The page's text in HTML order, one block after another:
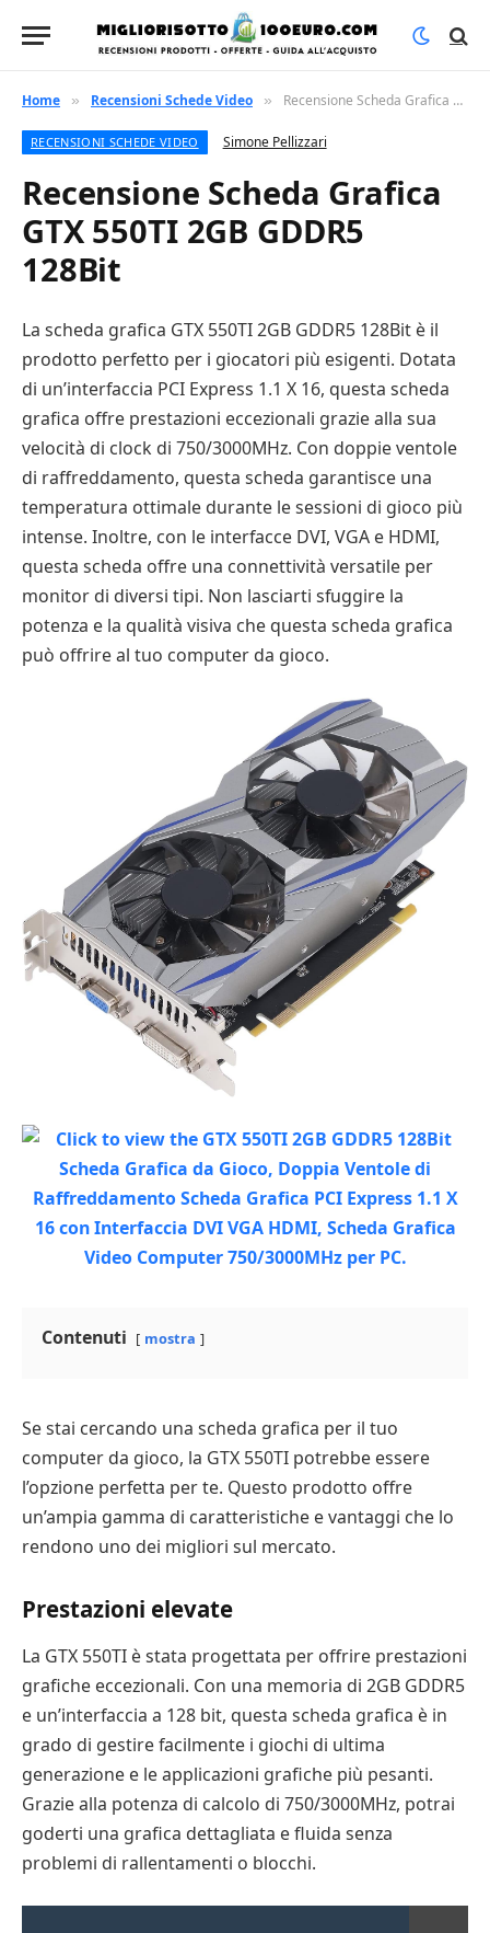
Home » Recensioni Schede Video » Recensione Scheda Grafica GTX 550TI 2GB GDDR5 128Bit
RECENSIONI SCHEDE VIDEO Simone Pellizzari
Recensione Scheda Grafica
GTX 550TI 2GB GDDR5
128Bit
La scheda grafica GTX 550TI 2GB GDDR5 128Bit è il
prodotto perfetto per i giocatori più esigenti. Dotata
di un’interfaccia PCI Express 1.1 X 16, questa scheda
grafica offre prestazioni eccezionali grazie alla sua
velocità di clock di 750/3000MHz. Con doppie ventole
di raffreddamento, questa scheda garantisce una
temperatura ottimale durante le sessioni di gioco più
intense. Inoltre, con le interfacce DVI, VGA e HDMI,
questa scheda offre una connettività versatile per
monitor di diversi tipi. Non lasciarti sfuggire la
potenza e la qualità visiva che questa scheda grafica
può offrire al tuo computer da gioco.
Contenuti mostra
Se stai cercando una scheda grafica per il tuo
computer da gioco, la GTX 550TI potrebbe essere
l’opzione perfetta per te. Questo prodotto offre
un’ampia gamma di caratteristiche e vantaggi che lo
rendono uno dei migliori sul mercato.
Prestazioni elevate
La GTX 550TI è stata progettata per offrire prestazioni
grafiche eccezionali. Con una memoria di 2GB GDDR5
e un’interfaccia a 128 bit, questa scheda grafica è in
grado di gestire facilmente i giochi di ultima
generazione e le applicazioni grafiche più pesanti.
Grazie alla potenza di calcolo di 750/3000MHz, potrai
goderti una grafica dettagliata e fluida senza
problemi di rallentamenti o blocchi.